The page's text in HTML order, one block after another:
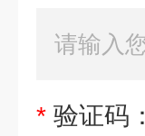
* 验证码：